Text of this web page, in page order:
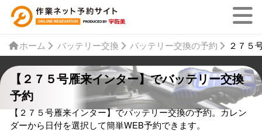
ホーム バッテリー交換 バッテリー交換の予約 ２７５
【２７５号雁来インター】でバッテリー交換
予約
【２７５号雁来インター】でバッテリー交換の予約。カレン
ダーから日付を選択して簡単WEB予約できます。